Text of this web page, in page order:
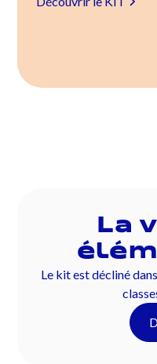
La
Le kit est décliné